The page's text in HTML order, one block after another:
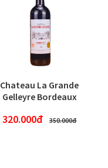
Chateau La Grande
Gelleyre Bordeaux
320.000đ 350.000đ